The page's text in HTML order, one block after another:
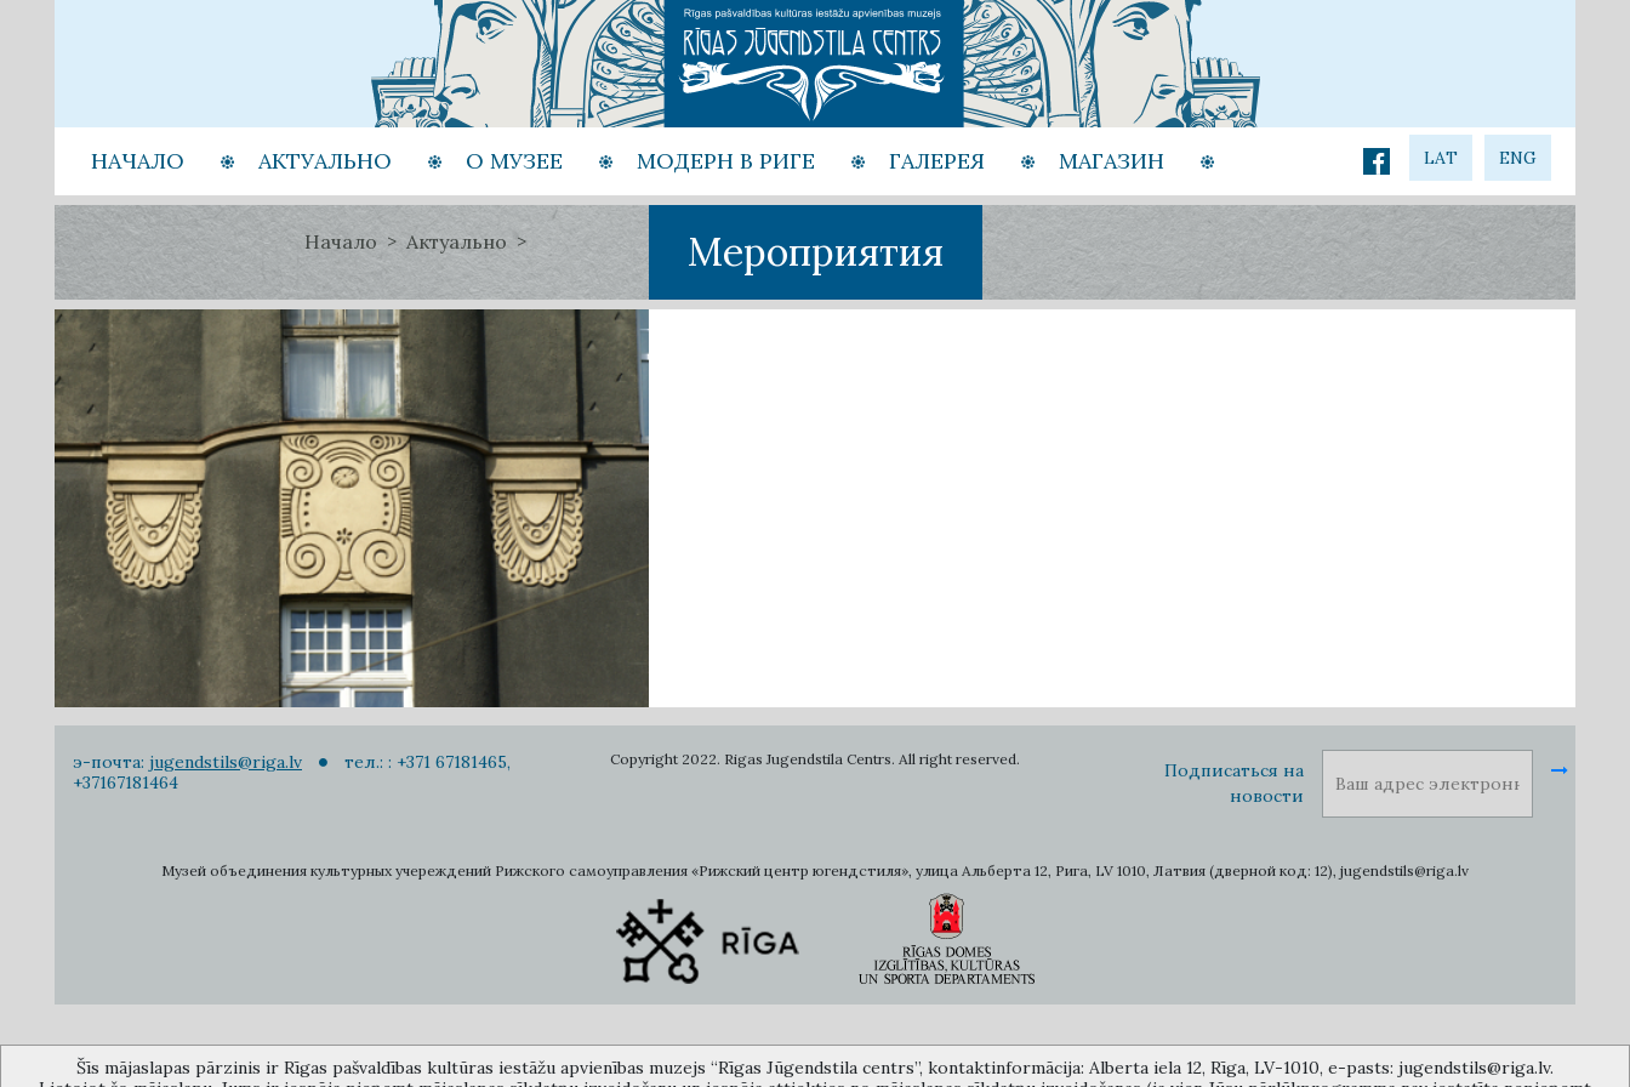
НАЧАЛО АКТУАЛЬНО О МУЗЕЕ МОДЕРН В РИГЕ ГАЛЕРЕЯ МАГАЗИН LAT ENG
Начало Актуально Мероприятия
э-почта: jugendstils@riga.lv
тел.: : +371 67181465,
+37167181464
Copyright 2022. Rigas Jugendstila Centrs. All right reserved.
Подписаться на
новости
Музей объединения культурных учереждений Рижского самоуправления «Рижский центр югендстиля», улица Альберта 12, Рига, LV 1010, Латвия (дверной код: 12), jugendstils@riga.lv
Šīs mājaslapas pārzinis ir Rīgas pašvaldības kultūras iestāžu apvienības muzejs “Rīgas Jūgendstila centrs”, kontaktinformācija: Alberta iela 12, Rīga, LV-1010, e-pasts: jugendstils@riga.lv.